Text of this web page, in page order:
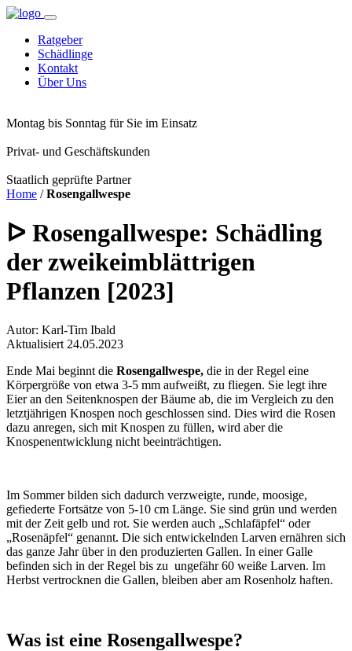
Ratgeber
Schädlinge
Kontakt
Über Uns
Montag bis Sonntag für Sie im Einsatz
Privat- und Geschäftskunden
Staatlich geprüfte Partner
Home /Rosengallwespe
ᐅ Rosengallwespe: Schädling
der zweikeimblättrigen
Pflanzen [2023]
Autor: Karl-Tim Ibald
Aktualisiert 24.05.2023
Ende Mai beginnt die Rosengallwespe, die in der Regel eine
Körpergröße von etwa 3-5 mm aufweißt, zu fliegen. Sie legt ihre
Eier an den Seitenknospen der Bäume ab, die im Vergleich zu den
letztjährigen Knospen noch geschlossen sind. Dies wird die Rosen
dazu anregen, sich mit Knospen zu füllen, wird aber die
Knospenentwicklung nicht beeinträchtigen.
Im Sommer bilden sich dadurch verzweigte, runde, moosige,
gefiederte Fortsätze von 5-10 cm Länge. Sie sind grün und werden
mit der Zeit gelb und rot. Sie werden auch „Schlafäpfel“ oder
„Rosenäpfel“ genannt. Die sich entwickelnden Larven ernähren sich
das ganze Jahr über in den produzierten Gallen. In einer Galle
befinden sich in der Regel bis zu ungefähr 60 weiße Larven. Im
Herbst vertrocknen die Gallen, bleiben aber am Rosenholz haften.
Was ist eine Rosengallwespe?